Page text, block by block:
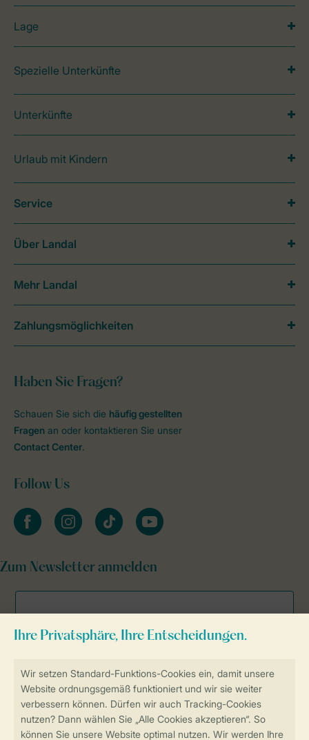
Sicher und schnell zur Online-Buchung
Sichere Datenübertragung
Sicheres Bezahlen
Lage
Spezielle Unterkünfte
Unterkünfte
Urlaub mit Kindern
Haben Sie Fragen?
Schauen Sie sich die häufig gestellten
Fragen an oder kontaktieren Sie unser
Contact Center.
Follow Us
facebookinstagramtiktok youtube
Zum Newsletter anmelden
Service
Über Landal
Mehr Landal
Zahlungsmöglichkeiten